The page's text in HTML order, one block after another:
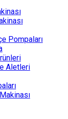
Pompaları
Aletleri